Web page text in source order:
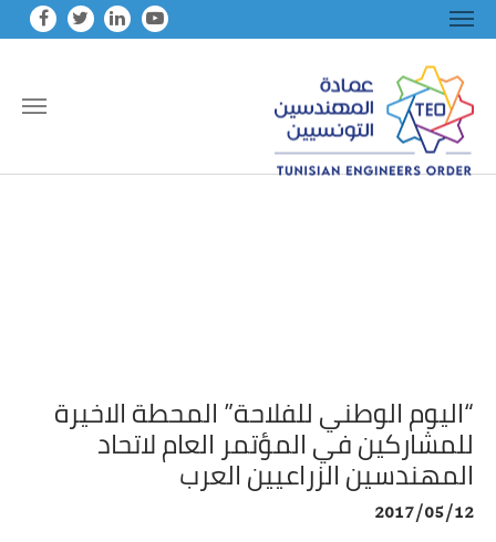
“اليوم الوطني للفلاحة” المحطة الاخيرة
للمشاركين في المؤتمر العام لاتحاد
المهندسين الزراعيين العرب
2017/05/12